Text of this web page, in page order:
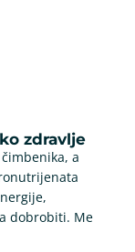
zdravlje
a
dobrobiti. Me